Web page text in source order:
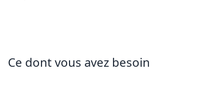
Ce dont vous avez besoin